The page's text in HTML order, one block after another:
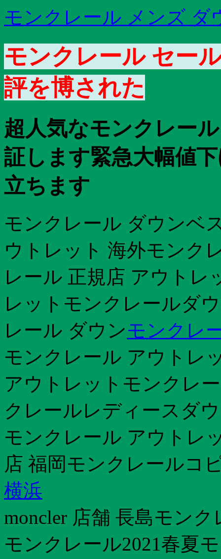
モンクレール メンズ ダ
モンクレール セー
評を博された
超人気なモンクレー
証します緊急大幅値
立ちます
モンクレール ダウンベ
ウトレット 海外モンク
レール 正規店 アウトレ
レットモンクレールダ
レール ダウンモンクレ
モンクレール アウトレ
アウトレットモンクレ
クレールレディースダ
モンクレール アウトレ
店 福岡モンクレールコ
横浜
moncler 店舗 長島モン
モンクレール2021春夏